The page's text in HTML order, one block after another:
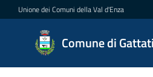
Vai al contenuto
Vai alla navigazione
Vai al footer
Unione dei Comuni della Val d'Enza
Comune di
Comune
di